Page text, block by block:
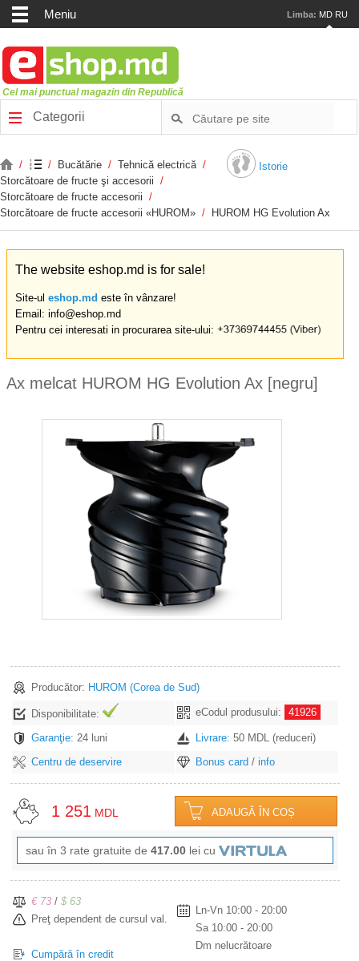
Meniu Limba: MD RU
Cel mai punctual magazin din Republică
Categorii
Istorie
/ / Bucătărie / Tehnică electrică /
Storcătoare de fructe şi accesorii /
Storcătoare de fructe accesorii /
Storcătoare de fructe accesorii «HUROM» / HUROM HG Evolution Ax
The website eshop.md is for sale!
Site-ul eshop.md este în vânzare!
Email: info@eshop.md
Pentru cei interesati in procurarea site-ului:
Ax melcat HUROM HG Evolution Ax [negru]
zoom
Producător: HUROM(Corea de Sud)
Disponibilitate: eCodul produsului: 41926
Garanţie:24 luni Livrare:50 MDL (reduceri)
Centru de deservire
Bonus card/info
1 251 MDL ADAUGĂ ÎN COȘ
sau în 3 rate gratuite de417.00 lei cu
€ 73/$ 63
Preţ dependent de cursul val.
Cumpără în credit
Ln-Vn 10:00 - 20:00
Sa 10:00 - 20:00
Dm nelucrătoare